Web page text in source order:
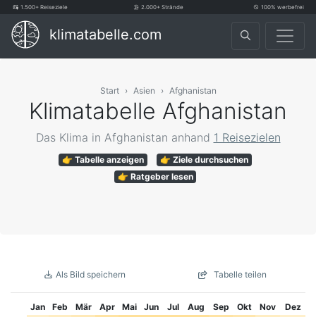
1.500+ Reiseziele 2.000+ Strände 100% werbefrei
klimatabelle.com
Start Asien Afghanistan
Klimatabelle Afghanistan
Das Klima in Afghanistan anhand 1 Reisezielen
👉 Tabelle anzeigen
👉 Ziele durchsuchen
👉 Ratgeber lesen
Als Bild speichern Tabelle teilen
Jan Feb Mär Apr Mai Jun Jul Aug Sep Okt Nov Dez